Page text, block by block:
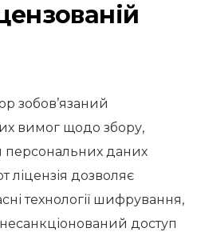
зобов’язаний
вимог щодо збору,
персональних даних
ліцензія дозволяє
технології шифрування,
доступ